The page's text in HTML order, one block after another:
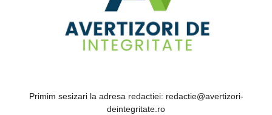
Primim sesizari la adresa redactiei: redactie@avertizori-
deintegritate.ro